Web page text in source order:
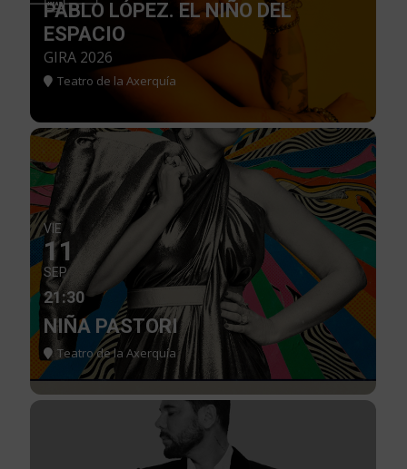
PABLO LÓPEZ. EL NIÑO DEL
ESPACIO
GIRA 2026
Teatro de la Axerquía
VIE
11
SEP
21:30
NIÑA PASTORI
Teatro de la Axerquía